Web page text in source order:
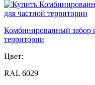
Комбинированный забор
территории
Цвет:
RAL 6029